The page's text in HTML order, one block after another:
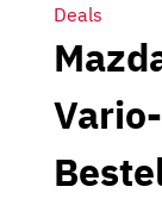
Deals